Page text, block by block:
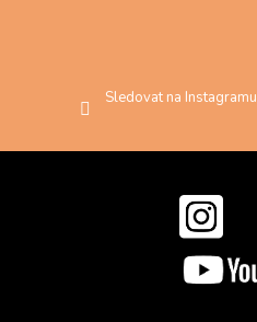
Sledovat na Instagramu